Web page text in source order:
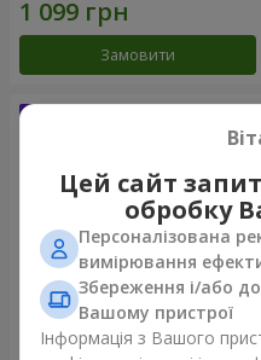
Замовити
Цей сайт
обробку
Персоналізована
вимірювання
Збереження і/або
Вашому пристрої
Інформація з Вашого